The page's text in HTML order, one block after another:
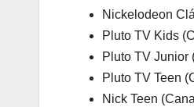
Nickelodeon
Pluto TV Kids
Pluto TV Junior
Pluto TV Teen
Nick Teen